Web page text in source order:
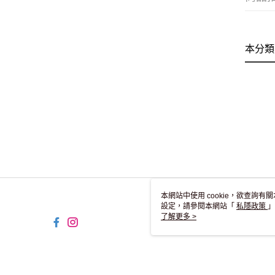
本分
本網站中使用 cookie，欲查詢有
設定，請參閱本網站「 私隱政策
用 cookie。
了解更多 >